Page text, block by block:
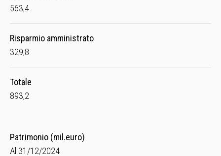
563,4
Risparmio amministrato
329,8
Totale
893,2
Patrimonio (mil.euro)
Al 31/12/2024